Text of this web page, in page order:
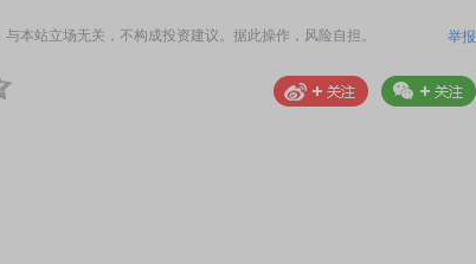
本站立场无关，不构成投资建议。据此操作，风险自担。 举报
：A股再平衡的
债券知识通识：从基础认知到特色品种